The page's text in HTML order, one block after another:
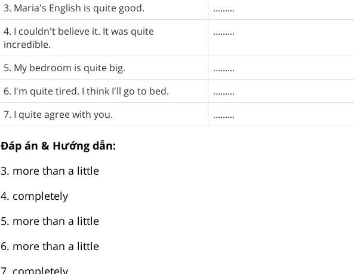
3. Maria's English is quite good.
.........
4. I couldn't believe it. It was quite
incredible.
.........
5. My bedroom is quite big.
.........
6. I'm quite tired. I think I'll go to bed.
.........
7. I quite agree with you.
.........
Đáp án & Hướng dẫn:
3. more than a little
4. completely
5. more than a little
6. more than a little
7. completely